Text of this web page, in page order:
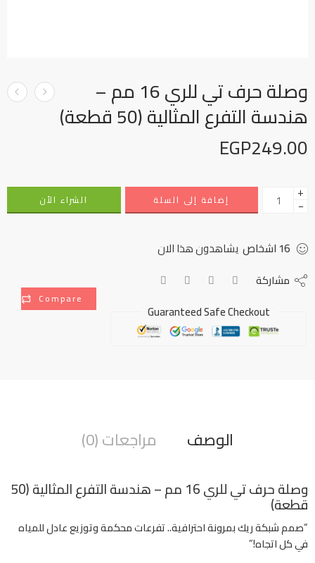
وصلة حرف تي للري 16 مم –
هندسة التفرع المثالية (50 قطعة)
EGP249.00
+
− إضافة إلى السلة الشراء الأن
16اشخاص يشاهدون هذا الان
Compare
مشاركة
Guaranteed Safe Checkout
الوصف مراجعات (0)
وصلة حرف تي للري 16 مم – هندسة التفرع المثالية (50
قطعة)
“صمم شبكة ريك بمرونة احترافية.. تفرعات محكمة وتوزيع عادل للمياه
في كل اتجاه!”